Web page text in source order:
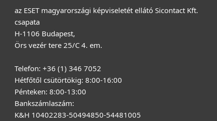
az ESET magyarországi képviseletét ellátó Sicontact Kft.
csapata
H-1106 Budapest,
Örs vezér tere 25/C 4. em.
Telefon: +36 (1) 346 7052
Hétfőtől csütörtökig: 8:00-16:00
Pénteken: 8:00-13:00
Bankszámlaszám:
K&H 10402283-50494850-54481005